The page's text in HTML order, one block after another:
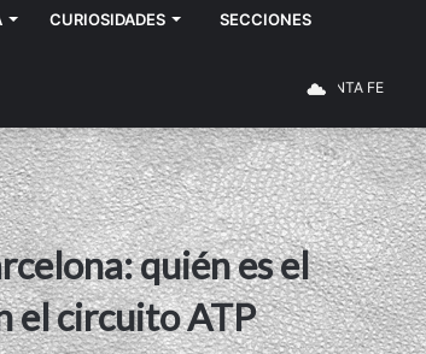
CURIOSIDADES SECCIONES
quién es el
el circuito ATP